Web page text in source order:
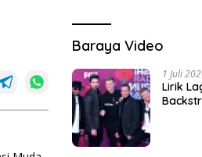
Baraya Video
1 Juli
Lirik